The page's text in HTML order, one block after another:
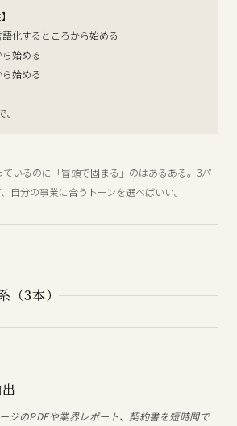
化するところから始める
始める
始める
いるのに「冒頭で固まる」のはあるある。3パ
自分の事業に合うトーンを選べばいい。
（3本）
ジのPDFや業界レポート、契約書を短時間で